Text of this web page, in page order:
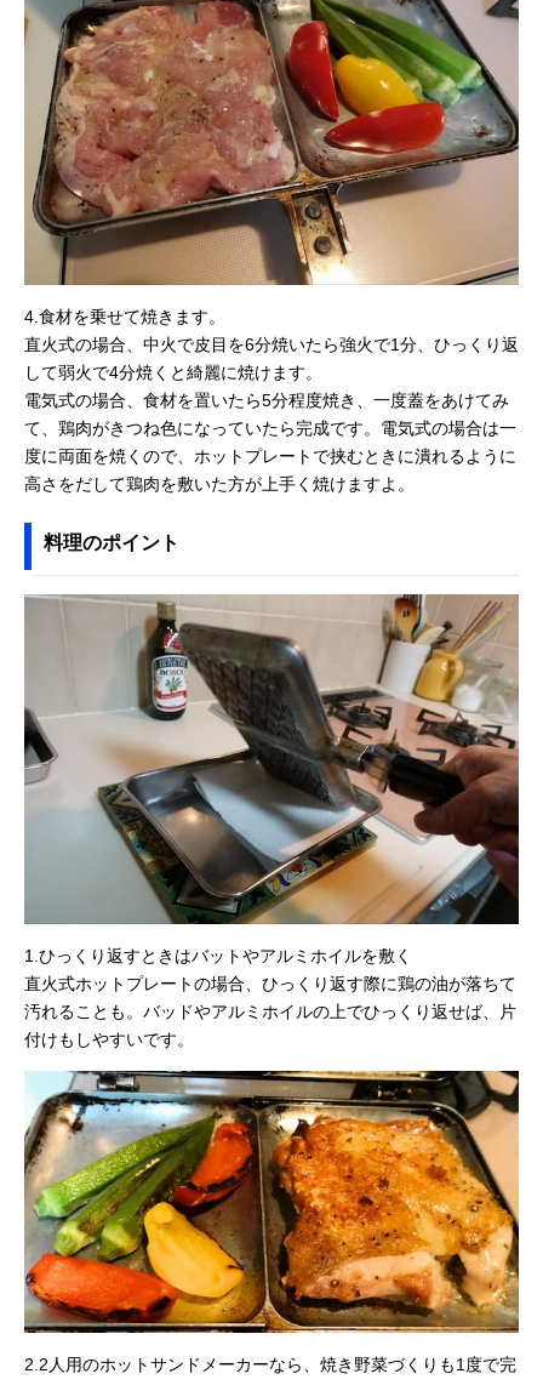
4.食材を乗せて焼きます。
直火式の場合、中火で皮目を6分焼いたら強火で1分、ひっくり返
して弱火で4分焼くと綺麗に焼けます。
電気式の場合、食材を置いたら5分程度焼き、一度蓋をあけてみ
て、鶏肉がきつね色になっていたら完成です。電気式の場合は一
度に両面を焼くので、ホットプレートで挟むときに潰れるように
高さをだして鶏肉を敷いた方が上手く焼けますよ。
料理のポイント
1.ひっくり返すときはバットやアルミホイルを敷く
直火式ホットプレートの場合、ひっくり返す際に鶏の油が落ちて
汚れることも。バッドやアルミホイルの上でひっくり返せば、片
付けもしやすいです。
2.2人用のホットサンドメーカーなら、焼き野菜づくりも1度で完